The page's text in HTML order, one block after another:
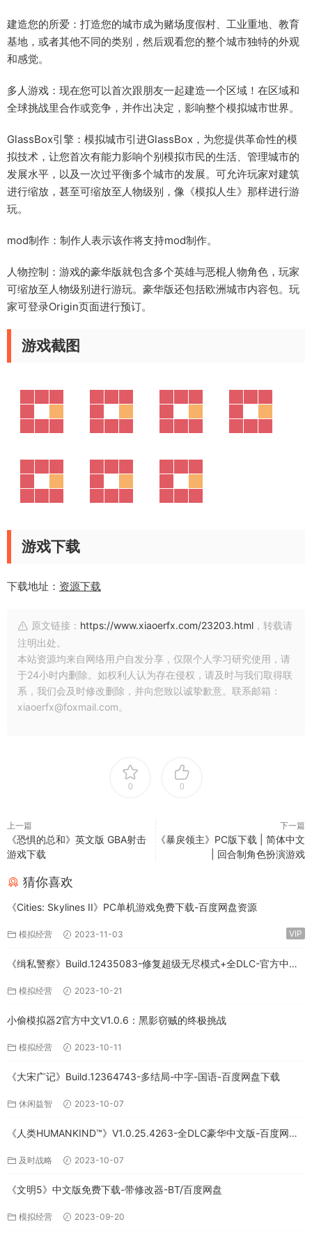
建造您的所爱：打造您的城市成为赌场度假村、工业重地、教育
基地，或者其他不同的类别，然后观看您的整个城市独特的外观
和感觉。
多人游戏：现在您可以首次跟朋友一起建造一个区域！在区域和
全球挑战里合作或竞争，并作出决定，影响整个模拟城市世界。
GlassBox引擎：模拟城市引进GlassBox，为您提供革命性的模
拟技术，让您首次有能力影响个别模拟市民的生活、管理城市的
发展水平，以及一次过平衡多个城市的发展。可允许玩家对建筑
进行缩放，甚至可缩放至人物级别，像《模拟人生》那样进行游
玩。
mod制作：制作人表示该作将支持mod制作。
人物控制：游戏的豪华版就包含多个英雄与恶棍人物角色，玩家
可缩放至人物级别进行游玩。豪华版还包括欧洲城市内容包。玩
家可登录Origin页面进行预订。
游戏截图
游戏下载
下载地址： 资源下载
原文链接： https://www.xiaoerfx.com/23203.html ，转载请
注明出处。
本站资源均来自网络用户自发分享，仅限个人学习研究使用，请
于24小时内删除。如权利人认为存在侵权，请及时与我们取得联
系，我们会及时修改删除，并向您致以诚挚歉意。联系邮箱：
xiaoerfx@foxmail.com。
0 0
上一篇
《恐惧的总和》英文版 GBA射击
游戏下载
下一篇
《暴戾领主》PC版下载 | 简体中文
| 回合制角色扮演游戏
猜你喜欢
《Cities: Skylines II》PC单机游戏免费下载-百度网盘资源
模拟经营 2023-11-03 VIP
《缉私警察》Build.12435083-修复超级无尽模式+全DLC-官方中文-
模拟经营 2023-10-21
小偷模拟器2官方中文V1.0.6：黑影窃贼的终极挑战
模拟经营 2023-10-11
《大宋广记》Build.12364743-多结局-中字-国语-百度网盘下载
休闲益智 2023-10-07
《人类HUMANKIND™》V1.0.25.4263-全DLC豪华中文版-百度网盘
及时战略 2023-10-07
《文明5》中文版免费下载-带修改器-BT/百度网盘
模拟经营 2023-09-20